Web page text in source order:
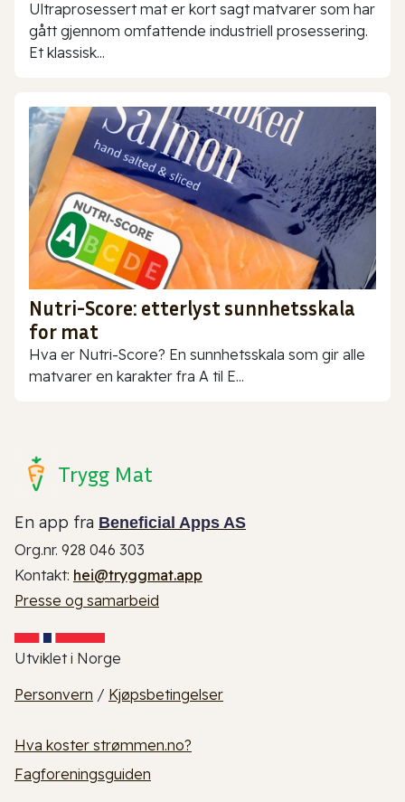
Ultraprosessert mat er kort sagt matvarer som har
gått gjennom omfattende industriell prosessering.
Et klassisk...
Nutri-Score: etterlyst sunnhetsskala
for mat
Hva er Nutri-Score? En sunnhetsskala som gir alle
matvarer en karakter fra A til E...
Trygg Mat
En app fra Beneficial Apps AS
Org.nr. 928 046 303
Kontakt: hei@tryggmat.app
Presse og samarbeid
Utviklet i Norge
Personvern / Kjøpsbetingelser
Hva koster strømmen.no?
Fagforeningsguiden